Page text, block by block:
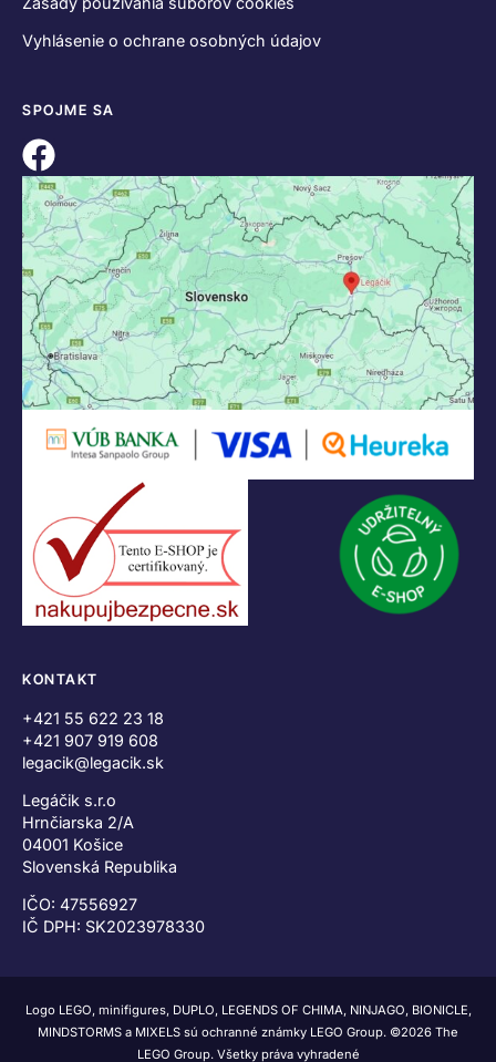
Vyhlásenie o ochrane osobných údajov
SPOJME SA
KONTAKT
+421 55 622 23 18
+421 907 919 608
legacik@legacik.sk
Legáčik s.r.o
Hrnčiarska 2/A
04001 Košice
Slovenská Republika
IČO: 47556927
IČ DPH: SK2023978330
Logo LEGO, minifigures, DUPLO, LEGENDS OF CHIMA, NINJAGO, BIONICLE,
MINDSTORMS a MIXELS sú ochranné známky LEGO Group. ©2026 The
LEGO Group. Všetky práva vyhradené